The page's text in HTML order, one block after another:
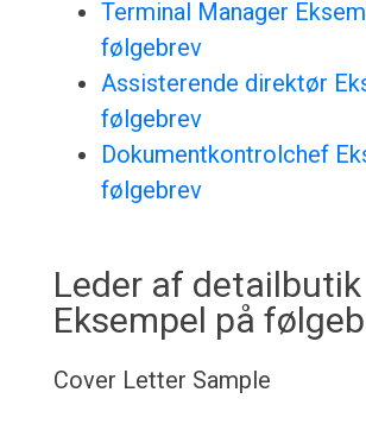
Terminal Manager
følgebrev
Assisterende direktør
følgebrev
Dokumentkontrolchef
følgebrev
Leder af detailbutik
Eksempel på
Cover Letter Sample